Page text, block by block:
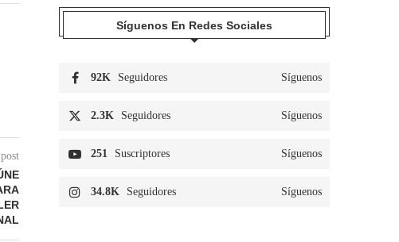
Síguenos En Redes Sociales
92K Seguidores Síguenos
2.3K Seguidores Síguenos
251 Suscriptores Síguenos
34.8K Seguidores Síguenos